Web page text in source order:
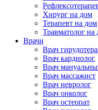
Хирург на дом
Терапевт на дом
Травматолог на
Врачи
Врач
Врач кардиолог
Врач
Врач массажист
Врач невролог
Врач онколог
Врач остеопат